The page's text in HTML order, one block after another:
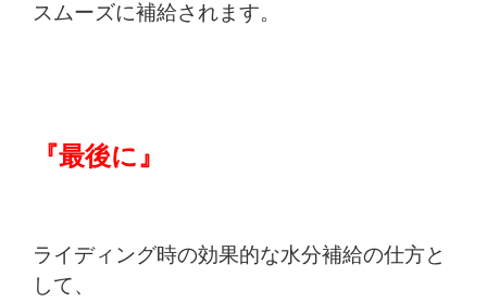
スムーズに補給されます。
『最後に』
ライディング時の効果的な水分補給の仕方と
して、